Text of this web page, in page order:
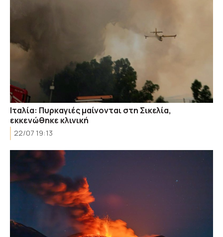
Ιταλία: Πυρκαγιές μαίνονται στη Σικελία,
εκκενώθηκε κλινική
22/07 19:13